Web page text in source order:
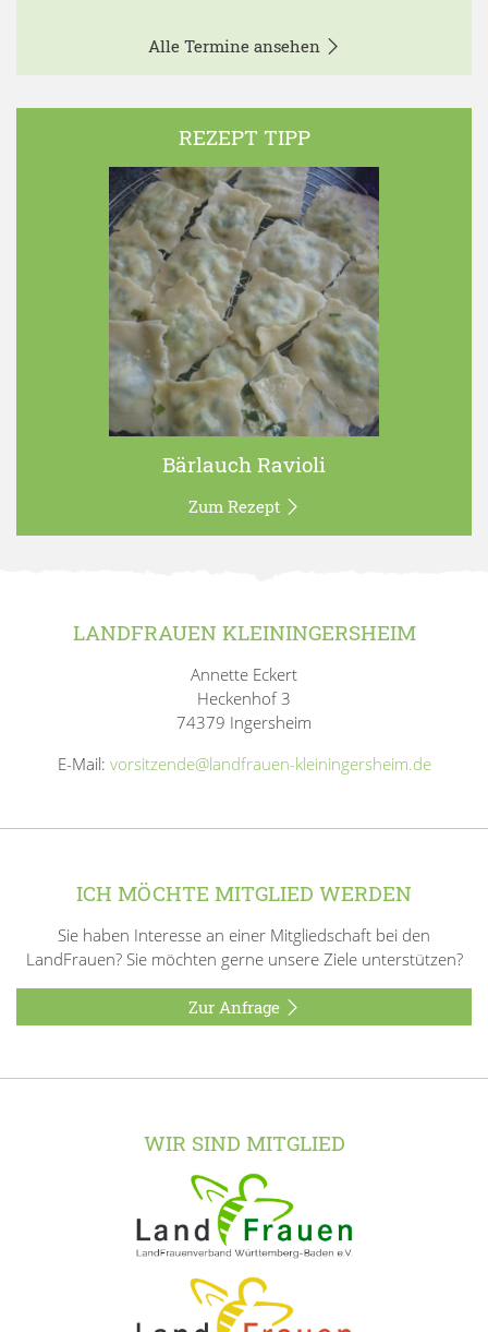
Alle Termine ansehen
REZEPT TIPP
Bärlauch Ravioli
Zum Rezept
LANDFRAUEN KLEININGERSHEIM
Annette Eckert
Heckenhof 3
74379 Ingersheim
E-Mail: vorsitzende@landfrauen-kleiningersheim.de
ICH MÖCHTE MITGLIED WERDEN
Sie haben Interesse an einer Mitgliedschaft bei den
LandFrauen? Sie möchten gerne unsere Ziele unterstützen?
Zur Anfrage
WIR SIND MITGLIED